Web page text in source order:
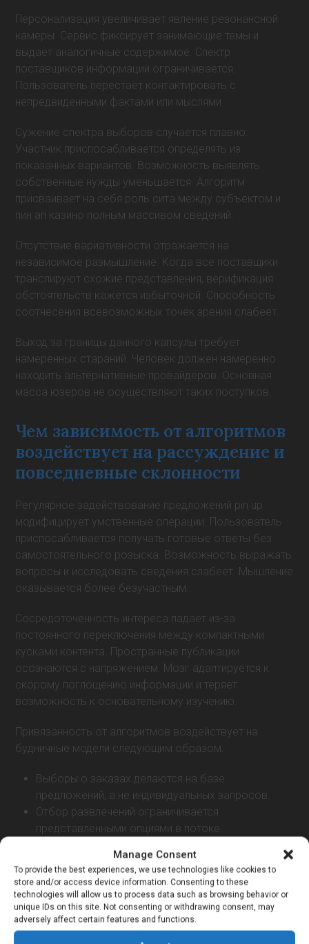
Manage Consent
To provide the best experiences, we use technologies like cookies to
store and/or access device information. Consenting to these
technologies will allow us to process data such as browsing behavior or
unique IDs on this site. Not consenting or withdrawing consent, may
adversely affect certain features and functions.
Персонализация увеличивает явление резонансной
камеры. Сервис фиксирует занимающие темы и
выдаёт аналогичные содержимое. Спектр
поставщиков информации ограничивается.
Пользователь перестаёт контактировать с
непредвиденными фактами или мыслями.
Сужение спектра выборов случается плавно.
Участник приспосабливается определять из
показанных вариантов. Возможность выявлять
собственные нужды уменьшается. Алгоритм
присваивает на себя роль сита между субъектом и
пин ап казино полным массивом сведений.
Отсутствие вариативности отражается на
независимое размышление. Когда все поставщики
транслируют схожие представления, верификация
обстоятельств кажется избыточной. Способность
соотнесения всевозможных точек зрения слабеет.
Выход за границы данного капсулы требует
намеренных стараний. Человек должен намеренно
находить альтернативные провайдеров. Основная
масса юзеров не осуществляют таких поступков.
Чем зависимость от алгоритмов
воздействует на рассуждение и
повседневные склонности
Регулярное задействование предложений pin up
модифицирует умственные операции. Пользователь
приспосабливается получать готовые ответы без
самостоятельного розыска. Возможность выражать
вопросы и исследовать сведения слабеет. Мышление
оказывается более безучастным.
Сосредоточенность интереса падает из-за
постоянного переключения между компактными
кусками контента. Пространные публикации
осознаются с напряжением. Мозг адаптируется к
скорому поглощению информации и теряет
возможность к основательному изучению.
Привязанность от алгоритмов воздействует на
будничные модели следующим образом:
Выборы о заказах делаются на базе
предложений, а не индивидуальных запросов.
Отбор развлечений ограничивается
представленными опциями в потоке.
от уведомлений сервиса.
Снижается навык выносить монотонность и
интервалы в деятельности. Каждый интервал
заполняется проверкой ленты. Субъект теряет навык